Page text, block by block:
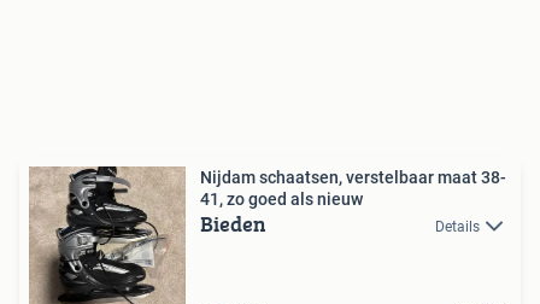
Nijdam schaatsen, verstelbaar maat 38-
41, zo goed als nieuw
Bieden Details